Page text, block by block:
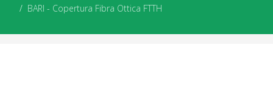
BARI - Copertura Fibra Ottica FTTH